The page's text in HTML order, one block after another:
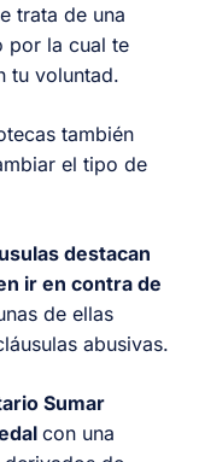
trata de una
por la cual te
tu voluntad.
también
el tipo de
destacan
ir en contra de
de ellas
abusivas.
Sumar
con una